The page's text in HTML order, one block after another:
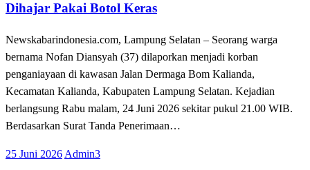
Dihajar Pakai Botol Keras
Newskabarindonesia.com, Lampung Selatan – Seorang warga
bernama Nofan Diansyah (37) dilaporkan menjadi korban
penganiayaan di kawasan Jalan Dermaga Bom Kalianda,
Kecamatan Kalianda, Kabupaten Lampung Selatan. Kejadian
berlangsung Rabu malam, 24 Juni 2026 sekitar pukul 21.00 WIB.
Berdasarkan Surat Tanda Penerimaan…
Posted
25 Juni 2026 Admin3